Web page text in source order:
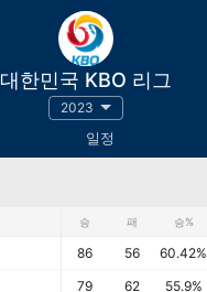
대한민국 KBO 리그
2023
일정
승 패 승%
86 56
60.42%
79
62
55.9%